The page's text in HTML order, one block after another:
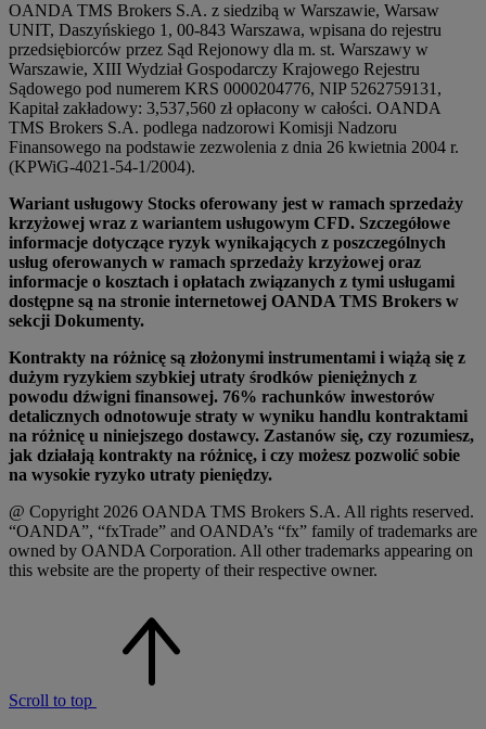
OANDA TMS Brokers S.A. z siedzibą w Warszawie, Warsaw
UNIT, Daszyńskiego 1, 00-843 Warszawa, wpisana do rejestru
przedsiębiorców przez Sąd Rejonowy dla m. st. Warszawy w
Warszawie, XIII Wydział Gospodarczy Krajowego Rejestru
Sądowego pod numerem KRS 0000204776, NIP 5262759131,
Kapitał zakładowy: 3,537,560 zł opłacony w całości. OANDA
TMS Brokers S.A. podlega nadzorowi Komisji Nadzoru
Finansowego na podstawie zezwolenia z dnia 26 kwietnia 2004 r.
(KPWiG-4021-54-1/2004).
Wariant usługowy Stocks oferowany jest w ramach sprzedaży
krzyżowej wraz z wariantem usługowym CFD. Szczegółowe
informacje dotyczące ryzyk wynikających z poszczególnych
usług oferowanych w ramach sprzedaży krzyżowej oraz
informacje o kosztach i opłatach związanych z tymi usługami
dostępne są na stronie internetowej OANDA TMS Brokers w
sekcji Dokumenty.
Kontrakty na różnicę są złożonymi instrumentami i wiążą się z
dużym ryzykiem szybkiej utraty środków pieniężnych z
powodu dźwigni finansowej. 76% rachunków inwestorów
detalicznych odnotowuje straty w wyniku handlu kontraktami
na różnicę u niniejszego dostawcy. Zastanów się, czy rozumiesz,
jak działają kontrakty na różnicę, i czy możesz pozwolić sobie
na wysokie ryzyko utraty pieniędzy.
@ Copyright 2026 OANDA TMS Brokers S.A. All rights reserved.
“OANDA”, “fxTrade” and OANDA’s “fx” family of trademarks are
owned by OANDA Corporation. All other trademarks appearing on
this website are the property of their respective owner.
Scroll to top